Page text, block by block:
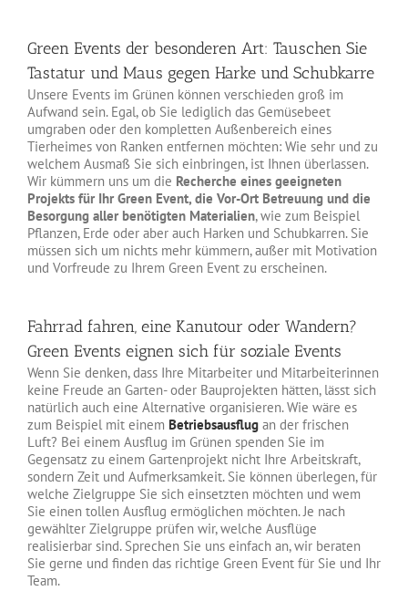
Green Events der besonderen Art: Tauschen Sie
Tastatur und Maus gegen Harke und Schubkarre
Unsere Events im Grünen können verschieden groß im
Aufwand sein. Egal, ob Sie lediglich das Gemüsebeet
umgraben oder den kompletten Außenbereich eines
Tierheimes von Ranken entfernen möchten: Wie sehr und zu
welchem Ausmaß Sie sich einbringen, ist Ihnen überlassen.
Wir kümmern uns um die Recherche eines geeigneten
Projekts für Ihr Green Event, die Vor-Ort Betreuung und die
Besorgung aller benötigten Materialien, wie zum Beispiel
Pflanzen, Erde oder aber auch Harken und Schubkarren. Sie
müssen sich um nichts mehr kümmern, außer mit Motivation
und Vorfreude zu Ihrem Green Event zu erscheinen.
Fahrrad fahren, eine Kanutour oder Wandern?
Green Events eignen sich für soziale Events
Wenn Sie denken, dass Ihre Mitarbeiter und Mitarbeiterinnen
keine Freude an Garten- oder Bauprojekten hätten, lässt sich
natürlich auch eine Alternative organisieren. Wie wäre es
zum Beispiel mit einem Betriebsausflug an der frischen
Luft? Bei einem Ausflug im Grünen spenden Sie im
Gegensatz zu einem Gartenprojekt nicht Ihre Arbeitskraft,
sondern Zeit und Aufmerksamkeit. Sie können überlegen, für
welche Zielgruppe Sie sich einsetzten möchten und wem
Sie einen tollen Ausflug ermöglichen möchten. Je nach
gewählter Zielgruppe prüfen wir, welche Ausflüge
realisierbar sind. Sprechen Sie uns einfach an, wir beraten
Sie gerne und finden das richtige Green Event für Sie und Ihr
Team.